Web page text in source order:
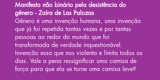
Manifesto não binário pela desistência do
gênero - Zaíra de Las Palozas
Gênero é uma invenção humana, uma invenção
que já foi repetida tantas vezes e por tantas
pessoas ao redor do mundo que foi
transformada de verdade inquestionável.
Invenção essa que nos violenta e limita todos os
dias. Vale a pena ressignificar uma camisa de
força para que ela se torne uma camisa leve?